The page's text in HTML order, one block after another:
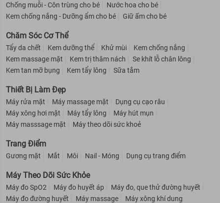
Chống muỗi - Côn trùng cho bé
Nước hoa cho bé
Kem chống nắng - Dưỡng ẩm cho bé
Giữ ấm cho bé
Chăm Sóc Cơ Thể
Tẩy da chết Kem dưỡng thể Khử mùi
Kem chống nắng
Kem massage mặt
Kem trị thâm nách
Se khít lỗ chân lông
Kem tan mỡ bụng
Kem tẩy lông Sữa tắm
Thiết Bị Làm Đẹp
Máy rửa mặt Máy massage mặt
Dụng cụ cạo râu
Máy xông hơi mặt
Máy tẩy lông
Máy hút mụn
Máy masssage mặt
Máy theo dõi sức khoẻ
Trang Điểm
Gương mặt Mắt Môi Nail - Móng Dụng cụ trang điểm
Máy Theo Dõi Sức Khỏe
Máy đo SpO2 Máy đo huyết áp
Máy đo, que thử đường huyết
Máy đo đường huyết
Máy massage Máy xông khí dung